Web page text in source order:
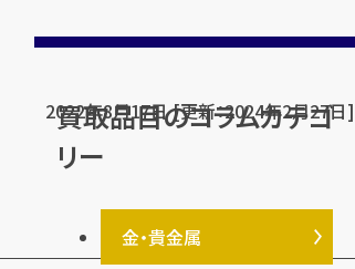
2022年8月17日 [更新：2024年2月27日]
買取品目のコラムカテゴ
リー
金・貴金属